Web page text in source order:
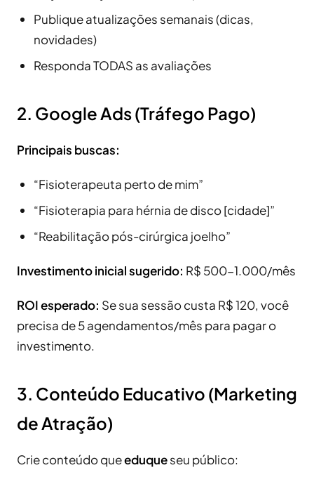
Publique atualizações semanais (dicas,
novidades)
Responda TODAS as avaliações
2. Google Ads (Tráfego Pago)
Principais buscas:
“Fisioterapeuta perto de mim”
“Fisioterapia para hérnia de disco [cidade]”
“Reabilitação pós-cirúrgica joelho”
Investimento inicial sugerido: R$ 500-1.000/mês
ROI esperado: Se sua sessão custa R$ 120, você
precisa de 5 agendamentos/mês para pagar o
investimento.
3. Conteúdo Educativo (Marketing
de Atração)
Crie conteúdo queeduqueseu público: